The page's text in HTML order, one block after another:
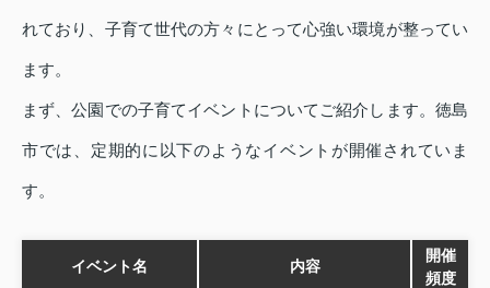
れており、子育て世代の方々にとって心強い環境が整ってい
ます。
まず、公園での子育てイベントについてご紹介します。徳島
市では、定期的に以下のようなイベントが開催されていま
す。
イベント名 内容
開催
頻度